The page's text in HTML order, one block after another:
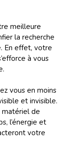
meilleure
la recherche
En effet, votre
à vous
vous en moins
et invisible.
matériel de
l’énergie et
votre